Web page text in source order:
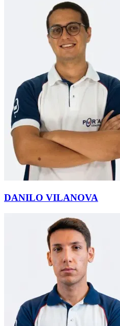
DANILO VILANOVA